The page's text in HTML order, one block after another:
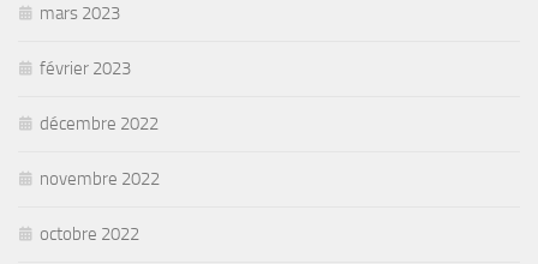
mars 2023
février 2023
décembre 2022
novembre 2022
octobre 2022